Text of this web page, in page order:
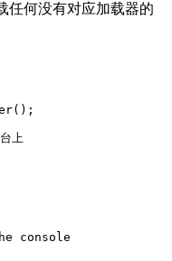
任何没有对应加载器的
上
console